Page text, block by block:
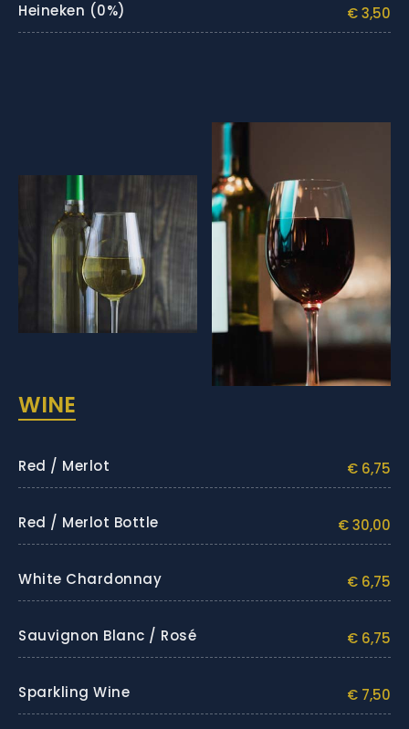
Heineken (0%) € 3,50
WINE
Red / Merlot € 6,75
Red / Merlot Bottle € 30,00
White Chardonnay € 6,75
Sauvignon Blanc / Rosé € 6,75
Sparkling Wine € 7,50